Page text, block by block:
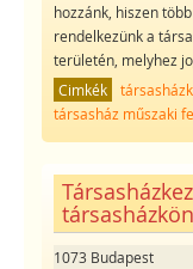
hozzánk, hiszen
rendelkezünk a
területén, melyhez
Cimkék
társasház műszaki
1073 Budapest